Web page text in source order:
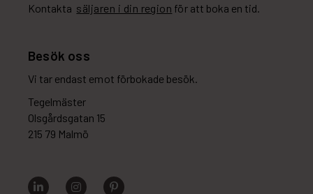
Kontakta säljaren i din region för att boka en tid.
Besök oss
Vi tar endast emot förbokade besök.
Tegelmäster
Olsgårdsgatan 15
215 79 Malmö